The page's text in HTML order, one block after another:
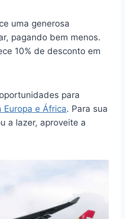
uma generosa
pagando bem menos.
10% de desconto em
para
Europa e África. Para sua
a lazer, aproveite a